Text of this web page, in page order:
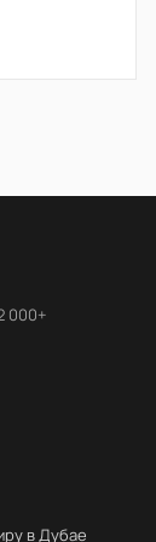
000+
в Дубае